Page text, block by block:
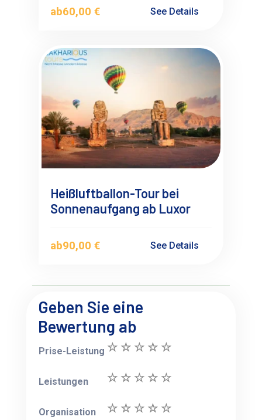
ab60,00 € See Details
Heißluftballon-Tour bei
Sonnenaufgang ab Luxor
ab90,00 € See Details
Geben Sie eine
Bewertung ab
Prise-Leistung
Leistungen
Organisation